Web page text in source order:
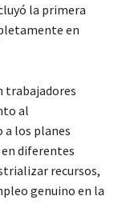
la primera
en
trabajadores
al
los planes
diferentes
recursos,
genuino en la